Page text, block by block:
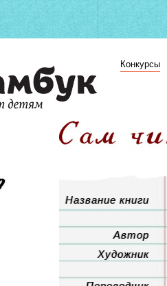
Конкурсы
Название книги
Автор
Художник